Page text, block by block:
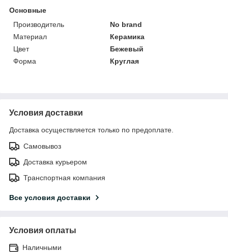
Основные
Производитель
No brand
Материал
Керамика
Цвет
Бежевый
Форма
Круглая
Условия доставки
Доставка осуществляется только по предоплате.
Самовывоз
Доставка курьером
Транспортная компания
Все условия доставки
Условия оплаты
Наличными